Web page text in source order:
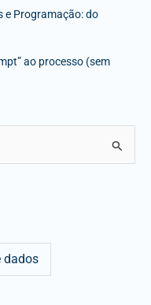
e Programação: do
ao processo (sem
dados